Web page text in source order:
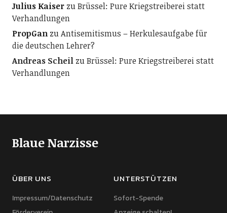
Julius KaiserzuBrüssel: Pure Kriegstreiberei statt
Verhandlungen
PropGanzuAntisemitismus – Herkulesaufgabe für
die deutschen Lehrer?
Andreas ScheilzuBrüssel: Pure Kriegstreiberei statt
Verhandlungen
Blaue Narzisse
ÜBER UNS
Impressum/Datenschutz
UNTERSTÜTZEN
Sofort-Spende